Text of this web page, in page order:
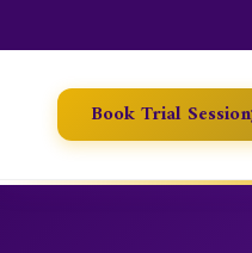
Book Trial Session